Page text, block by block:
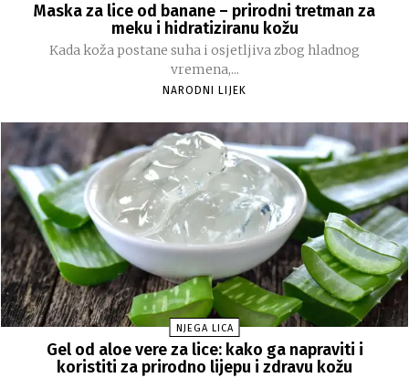
Maska za lice od banane – prirodni tretman za
meku i hidratiziranu kožu
Kada koža postane suha i osjetljiva zbog hladnog
vremena,...
NARODNI LIJEK
NJEGA LICA
Gel od aloe vere za lice: kako ga napraviti i
koristiti za prirodno lijepu i zdravu kožu